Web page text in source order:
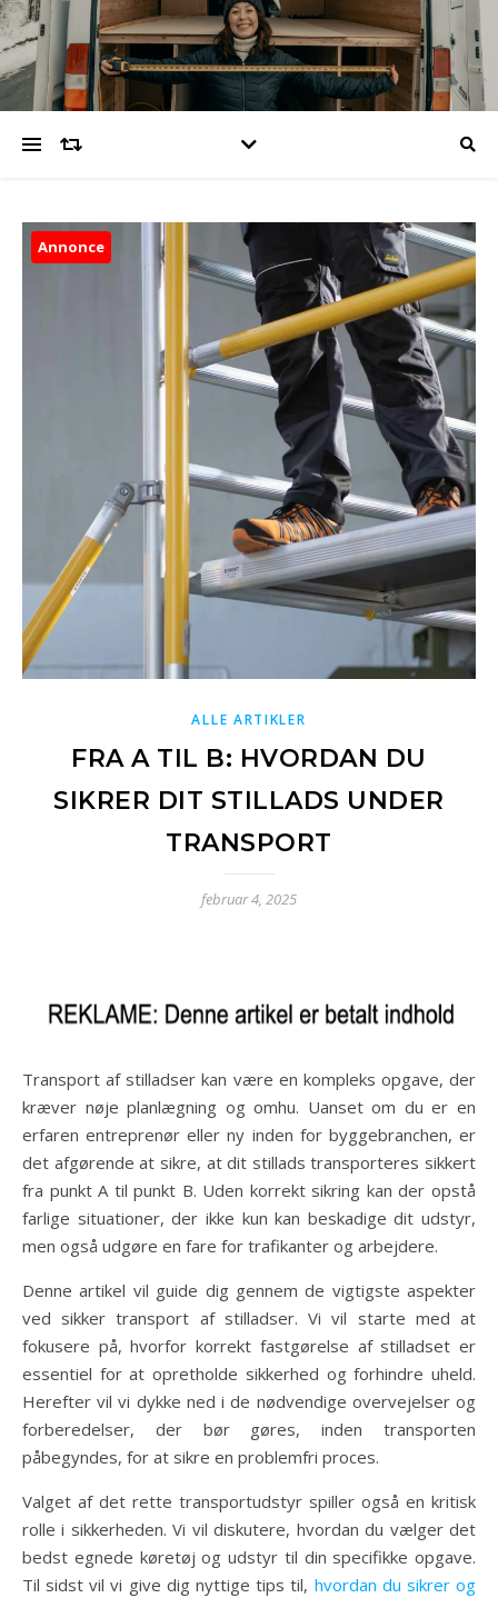
Annonce
ALLE ARTIKLER
FRA A TIL B: HVORDAN DU
SIKRER DIT STILLADS UNDER
TRANSPORT
februar 4, 2025
Transport af stilladser kan være en kompleks opgave, der
kræver nøje planlægning og omhu. Uanset om du er en
erfaren entreprenør eller ny inden for byggebranchen, er
det afgørende at sikre, at dit stillads transporteres sikkert
fra punkt A til punkt B. Uden korrekt sikring kan der opstå
farlige situationer, der ikke kun kan beskadige dit udstyr,
men også udgøre en fare for trafikanter og arbejdere.
Denne artikel vil guide dig gennem de vigtigste aspekter
ved sikker transport af stilladser. Vi vil starte med at
fokusere på, hvorfor korrekt fastgørelse af stilladset er
essentiel for at opretholde sikkerhed og forhindre uheld.
Herefter vil vi dykke ned i de nødvendige overvejelser og
forberedelser, der bør gøres, inden transporten
påbegyndes, for at sikre en problemfri proces.
Valget af det rette transportudstyr spiller også en kritisk
rolle i sikkerheden. Vi vil diskutere, hvordan du vælger det
bedst egnede køretøj og udstyr til din specifikke opgave.
Til sidst vil vi give dig nyttige tips til, hvordan du sikrer og